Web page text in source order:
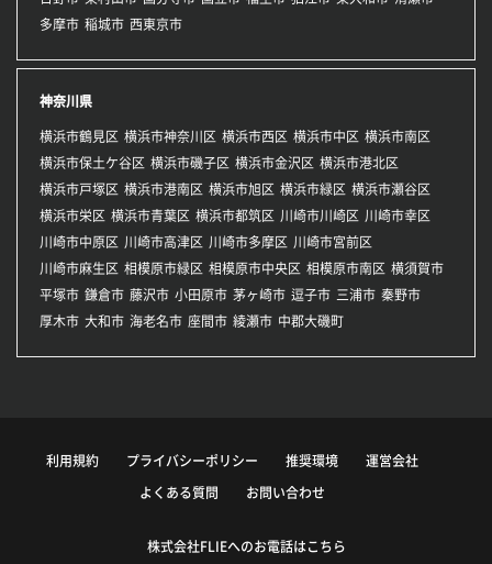
多摩市 稲城市 西東京市
神奈川県
横浜市鶴見区 横浜市神奈川区 横浜市西区 横浜市中区 横浜市南区
横浜市保土ケ谷区 横浜市磯子区 横浜市金沢区 横浜市港北区
横浜市戸塚区 横浜市港南区 横浜市旭区 横浜市緑区 横浜市瀬谷区
横浜市栄区 横浜市青葉区 横浜市都筑区 川崎市川崎区 川崎市幸区
川崎市中原区 川崎市高津区 川崎市多摩区 川崎市宮前区
川崎市麻生区 相模原市緑区 相模原市中央区 相模原市南区 横須賀市
平塚市 鎌倉市 藤沢市 小田原市 茅ヶ崎市 逗子市 三浦市 秦野市
厚木市 大和市 海老名市 座間市 綾瀬市 中郡大磯町
利用規約 プライバシーポリシー 推奨環境 運営会社
よくある質問 お問い合わせ
株式会社FLIEへのお電話はこちら